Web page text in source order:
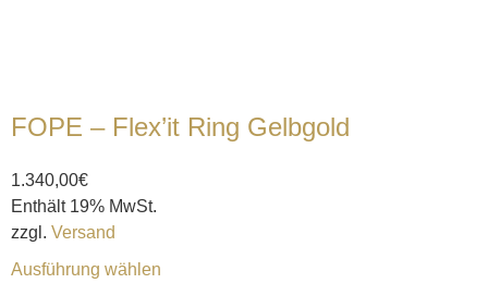
FOPE – Flex’it Ring Gelbgold
1.340,00€
Enthält 19% MwSt.
zzgl. Versand
Ausführung wählen